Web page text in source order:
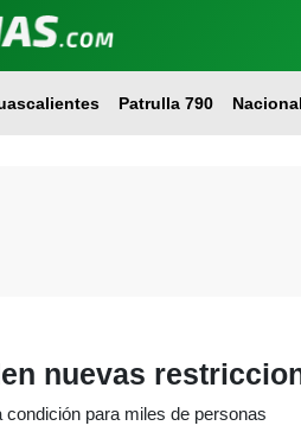
Patrulla 790 Nacional
nuevas
condición para miles de personas